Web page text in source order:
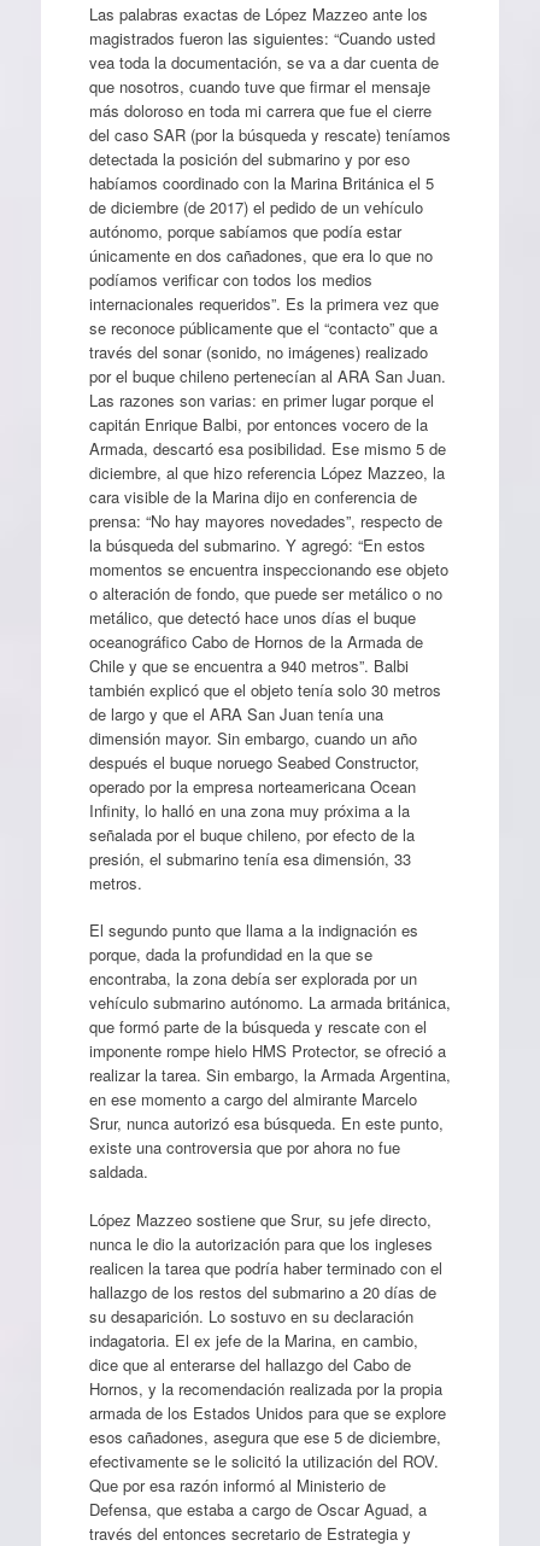
Las palabras exactas de López Mazzeo ante los
magistrados fueron las siguientes: “Cuando usted
vea toda la documentación, se va a dar cuenta de
que nosotros, cuando tuve que firmar el mensaje
más doloroso en toda mi carrera que fue el cierre
del caso SAR (por la búsqueda y rescate) teníamos
detectada la posición del submarino y por eso
habíamos coordinado con la Marina Británica el 5
de diciembre (de 2017) el pedido de un vehículo
autónomo, porque sabíamos que podía estar
únicamente en dos cañadones, que era lo que no
podíamos verificar con todos los medios
internacionales requeridos”. Es la primera vez que
se reconoce públicamente que el “contacto” que a
través del sonar (sonido, no imágenes) realizado
por el buque chileno pertenecían al ARA San Juan.
Las razones son varias: en primer lugar porque el
capitán Enrique Balbi, por entonces vocero de la
Armada, descartó esa posibilidad. Ese mismo 5 de
diciembre, al que hizo referencia López Mazzeo, la
cara visible de la Marina dijo en conferencia de
prensa: “No hay mayores novedades”, respecto de
la búsqueda del submarino. Y agregó: “En estos
momentos se encuentra inspeccionando ese objeto
o alteración de fondo, que puede ser metálico o no
metálico, que detectó hace unos días el buque
oceanográfico Cabo de Hornos de la Armada de
Chile y que se encuentra a 940 metros”. Balbi
también explicó que el objeto tenía solo 30 metros
de largo y que el ARA San Juan tenía una
dimensión mayor. Sin embargo, cuando un año
después el buque noruego Seabed Constructor,
operado por la empresa norteamericana Ocean
Infinity, lo halló en una zona muy próxima a la
señalada por el buque chileno, por efecto de la
presión, el submarino tenía esa dimensión, 33
metros.
El segundo punto que llama a la indignación es
porque, dada la profundidad en la que se
encontraba, la zona debía ser explorada por un
vehículo submarino autónomo. La armada británica,
que formó parte de la búsqueda y rescate con el
imponente rompe hielo HMS Protector, se ofreció a
realizar la tarea. Sin embargo, la Armada Argentina,
en ese momento a cargo del almirante Marcelo
Srur, nunca autorizó esa búsqueda. En este punto,
existe una controversia que por ahora no fue
saldada.
López Mazzeo sostiene que Srur, su jefe directo,
nunca le dio la autorización para que los ingleses
realicen la tarea que podría haber terminado con el
hallazgo de los restos del submarino a 20 días de
su desaparición. Lo sostuvo en su declaración
indagatoria. El ex jefe de la Marina, en cambio,
dice que al enterarse del hallazgo del Cabo de
Hornos, y la recomendación realizada por la propia
armada de los Estados Unidos para que se explore
esos cañadones, asegura que ese 5 de diciembre,
efectivamente se le solicitó la utilización del ROV.
Que por esa razón informó al Ministerio de
Defensa, que estaba a cargo de Oscar Aguad, a
través del entonces secretario de Estrategia y